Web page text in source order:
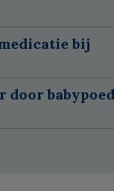
bij
door